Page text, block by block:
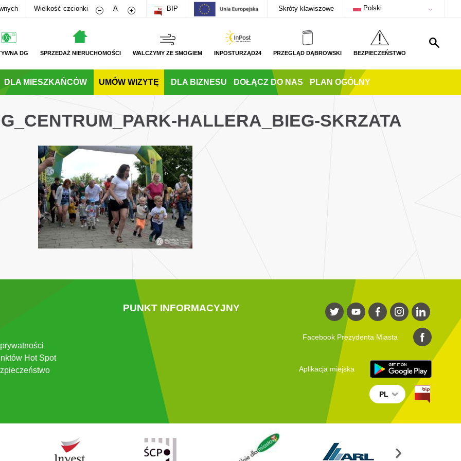
Wielkość czcionki Zmniejsz rozmiar czcionki
A Zwiększ rozmiar czcionki
BIP Skróty klawiszowe Polski
DG SPRZEDAŻ NIERUCHOMOŚCI WALCZYMY ZE SMOGIEM INPOSTURZĄD24 PRZEGLĄD DĄBROWSKI BEZPIECZEŃSTWO
DLA MIESZKAŃCÓW UMÓW WIZYTĘ DLA BIZNESU DOŁĄCZ DO NAS PLAN OGÓLNY
HALLERA_BIEG-SKRZATA
Hot Spot
PUNKT INFORMACYJNY
Facebook Prezydenta Miasta
Aplikacja miejska
PL